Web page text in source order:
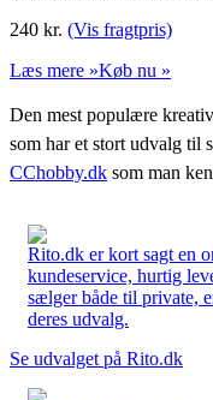
240 kr. (Vis fragtpris)
Læs mere »Køb nu »
Den mest populære
som har et stort udvalg til
CChobby.dk som man
Rito.dk er kort sagt en
kundeservice, hurtig
sælger både til private,
deres udvalg.
Se udvalget på Rito.dk